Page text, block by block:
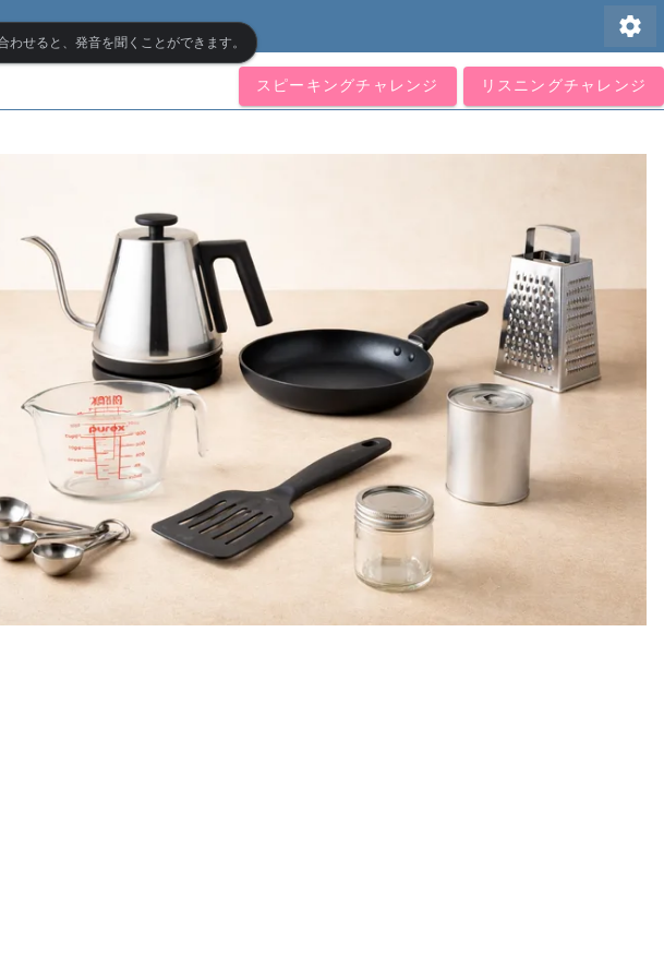
settings
スピーキングチャレンジ リスニングチャレンジ
せると、発音を聞くことができます。